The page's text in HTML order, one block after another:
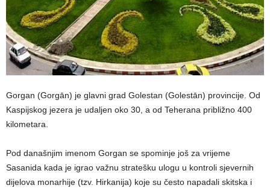
Gorgan (Gorgān) je glavni grad Golestan (Golestān) provincije. Od
Kaspijskog jezera je udaljen oko 30, a od Teherana približno 400
kilometara.
Pod današnjim imenom Gorgan se spominje još za vrijeme
Sasanida kada je igrao važnu stratešku ulogu u kontroli sjevernih
dijelova monarhije (tzv. Hirkanija) koje su često napadali skitska i